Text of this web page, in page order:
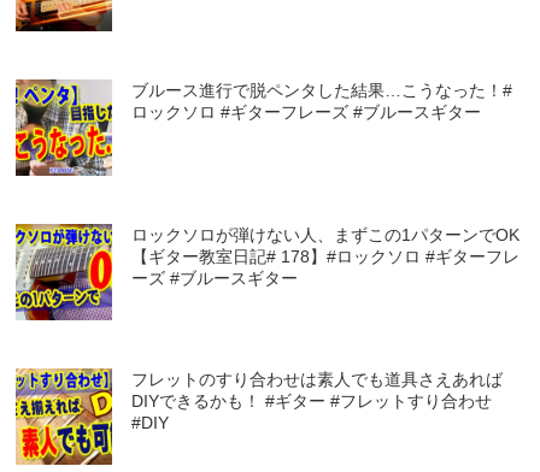
ブルース進行で脱ペンタした結果…こうなった！#
ロックソロ #ギターフレーズ #ブルースギター
ロックソロが弾けない人、まずこの1パターンでOK
【ギター教室日記# 178】#ロックソロ #ギターフレ
ーズ #ブルースギター
フレットのすり合わせは素人でも道具さえあれば
DIYできるかも！ #ギター #フレットすり合わせ
#DIY